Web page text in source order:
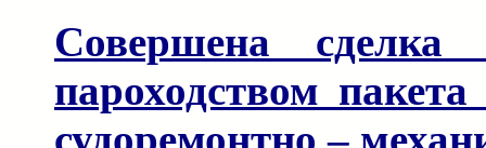
Совершена
пароходством
судоремонтно –